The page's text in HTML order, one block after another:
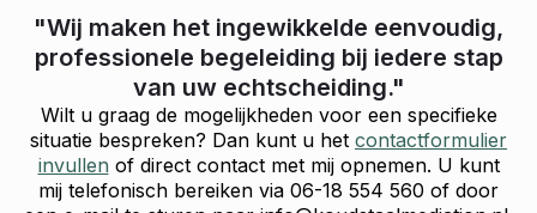
"Wij maken het ingewikkelde eenvoudig,
professionele begeleiding bij iedere stap
van uw echtscheiding."
Wilt u graag de mogelijkheden voor een specifieke
situatie bespreken? Dan kunt u het contactformulier
invullen of direct contact met mij opnemen. U kunt
mij telefonisch bereiken via 06-18 554 560 of door